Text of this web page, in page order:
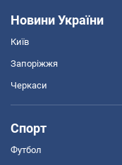
Новини України
Київ
Запоріжжя
Черкаси
Спорт
Футбол